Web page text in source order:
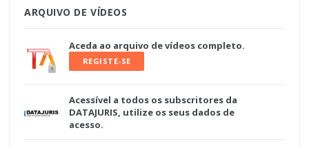
ARQUIVO DE VÍDEOS
Aceda ao arquivo de vídeos completo.
REGISTE-SE
Acessível a todos os subscritores da
DATAJURIS, utilize os seus dados de
acesso.